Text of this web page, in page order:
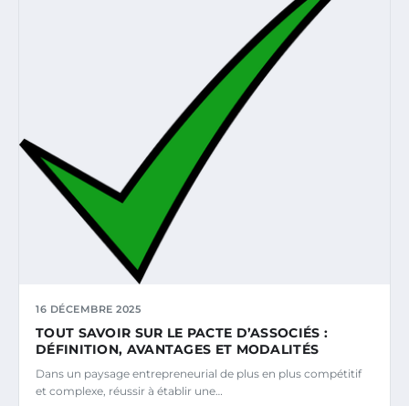
16 DÉCEMBRE 2025
TOUT SAVOIR SUR LE PACTE D’ASSOCIÉS :
DÉFINITION, AVANTAGES ET MODALITÉS
Dans un paysage entrepreneurial de plus en plus compétitif
et complexe, réussir à établir une…